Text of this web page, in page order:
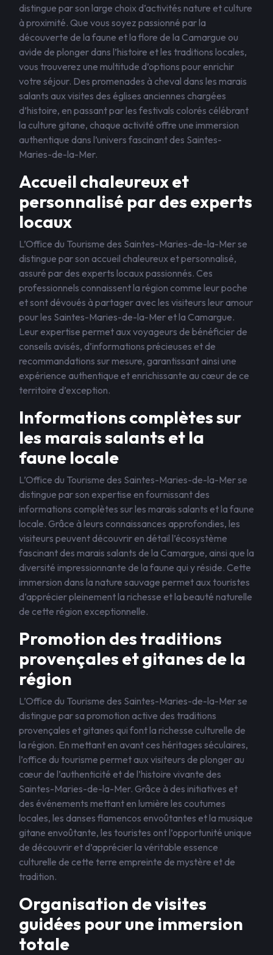
distingue par son large choix d’activités nature et culture
à proximité. Que vous soyez passionné par la
découverte de la faune et la flore de la Camargue ou
avide de plonger dans l’histoire et les traditions locales,
vous trouverez une multitude d’options pour enrichir
votre séjour. Des promenades à cheval dans les marais
salants aux visites des églises anciennes chargées
d’histoire, en passant par les festivals colorés célébrant
la culture gitane, chaque activité offre une immersion
authentique dans l’univers fascinant des Saintes-
Maries-de-la-Mer.
Accueil chaleureux et
personnalisé par des experts
locaux
L’Office du Tourisme des Saintes-Maries-de-la-Mer se
distingue par son accueil chaleureux et personnalisé,
assuré par des experts locaux passionnés. Ces
professionnels connaissent la région comme leur poche
et sont dévoués à partager avec les visiteurs leur amour
pour les Saintes-Maries-de-la-Mer et la Camargue.
Leur expertise permet aux voyageurs de bénéficier de
conseils avisés, d’informations précieuses et de
recommandations sur mesure, garantissant ainsi une
expérience authentique et enrichissante au cœur de ce
territoire d’exception.
Informations complètes sur
les marais salants et la
faune locale
L’Office du Tourisme des Saintes-Maries-de-la-Mer se
distingue par son expertise en fournissant des
informations complètes sur les marais salants et la faune
locale. Grâce à leurs connaissances approfondies, les
visiteurs peuvent découvrir en détail l’écosystème
fascinant des marais salants de la Camargue, ainsi que la
diversité impressionnante de la faune qui y réside. Cette
immersion dans la nature sauvage permet aux touristes
d’apprécier pleinement la richesse et la beauté naturelle
de cette région exceptionnelle.
Promotion des traditions
provençales et gitanes de la
région
L’Office du Tourisme des Saintes-Maries-de-la-Mer se
distingue par sa promotion active des traditions
provençales et gitanes qui font la richesse culturelle de
la région. En mettant en avant ces héritages séculaires,
l’office du tourisme permet aux visiteurs de plonger au
cœur de l’authenticité et de l’histoire vivante des
Saintes-Maries-de-la-Mer. Grâce à des initiatives et
des événements mettant en lumière les coutumes
locales, les danses flamencos envoûtantes et la musique
gitane envoûtante, les touristes ont l’opportunité unique
de découvrir et d’apprécier la véritable essence
culturelle de cette terre empreinte de mystère et de
tradition.
Organisation de visites
guidées pour une immersion
totale